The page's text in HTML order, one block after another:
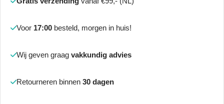
Voor 17:00 besteld, morgen in huis!
Wij geven graag vakkundig advies
Retourneren binnen 30 dagen